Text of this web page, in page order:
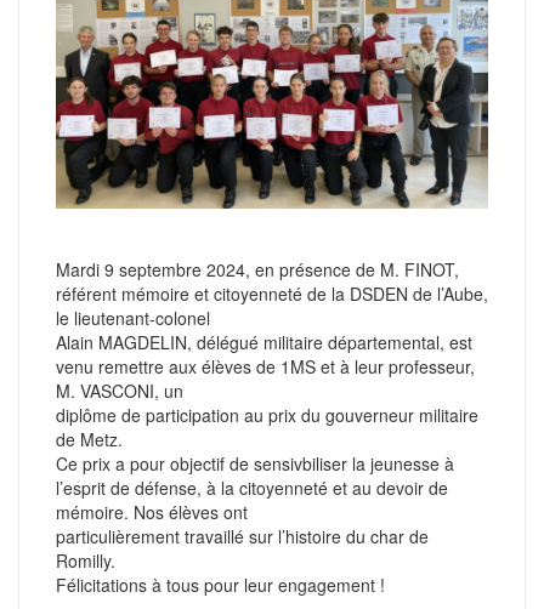
Mardi 9 septembre 2024, en présence de M. FINOT,
référent mémoire et citoyenneté de la DSDEN de l’Aube,
le lieutenant-colonel
Alain MAGDELIN, délégué militaire départemental, est
venu remettre aux élèves de 1MS et à leur professeur,
M. VASCONI, un
diplôme de participation au prix du gouverneur militaire
de Metz.
Ce prix a pour objectif de sensivbiliser la jeunesse à
l’esprit de défense, à la citoyenneté et au devoir de
mémoire. Nos élèves ont
particulièrement travaillé sur l’histoire du char de
Romilly.
Félicitations à tous pour leur engagement !